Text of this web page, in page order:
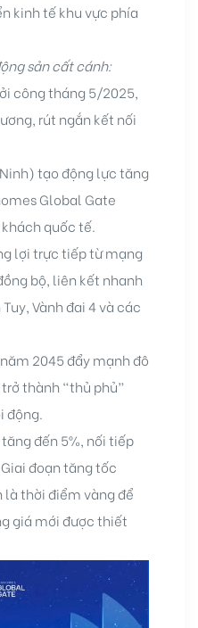
kinh tế khu vực phía
sản cất cánh:
công tháng 5/2025,
rút ngắn kết nối
tạo động lực tăng
Global Gate
quốc tế.
lợi trực tiếp từ mạng
bộ, liên kết nhanh
Vành đai 4 và các
2045 đẩy mạnh đô
thành “thủ phủ”
động.
đến 5%, nối tiếp
đoạn tăng tốc
là thời điểm vàng để
giá mới được thiết